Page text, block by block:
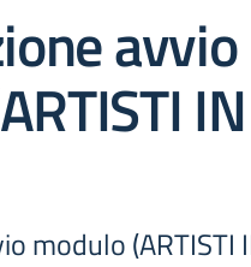
avvio
IN
modulo (ARTISTI